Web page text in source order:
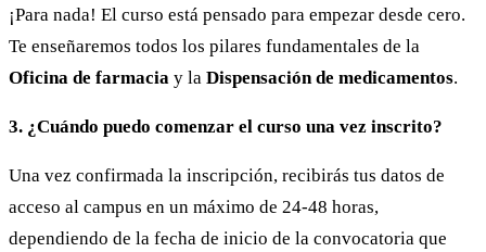
¡Para nada! El curso está pensado para empezar desde cero.
Te enseñaremos todos los pilares fundamentales de la
Oficina de farmacia y la Dispensación de medicamentos.
3. ¿Cuándo puedo comenzar el curso una vez inscrito?
Una vez confirmada la inscripción, recibirás tus datos de
acceso al campus en un máximo de 24-48 horas,
dependiendo de la fecha de inicio de la convocatoria que